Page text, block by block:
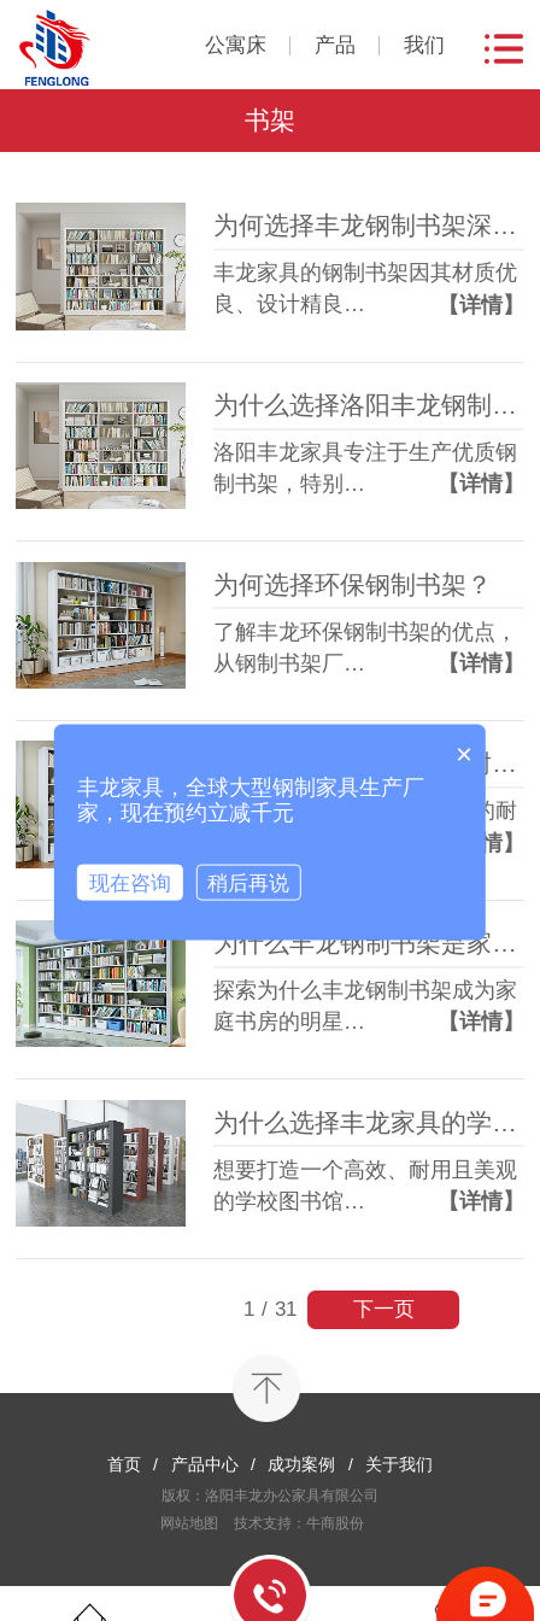
公寓床 产品 我们
书架
为何选择丰龙钢制书架深受学校图书馆的欢迎
丰龙家具的钢制书架因其材质优
良、设计精良…
【详情】
为什么选择洛阳丰龙钢制图书馆书架？探究其优势
洛阳丰龙家具专注于生产优质钢
制书架，特别…
【详情】
为何选择环保钢制书架？
了解丰龙环保钢制书架的优点，
从钢制书架厂…
【详情】
选丰龙钢制书架，结实耐用，支持个性化定制
丰龙钢制书架不仅具有卓越的耐
【详情】
为什么丰龙钢制书架是家庭书房的最佳选择？
探索为什么丰龙钢制书架成为家
庭书房的明星…
【详情】
为什么选择丰龙家具的学校图书馆钢制书架？
想要打造一个高效、耐用且美观
的学校图书馆…
【详情】
1 / 31 下一页
首页 / 产品中心 / 成功案例 / 关于我们
版权：洛阳丰龙办公家具有限公司
网站地图
技术支持：牛商股份
×
丰龙家具，全球大型钢制家具生产厂
家，现在预约立减千元
现在咨询 稍后再说